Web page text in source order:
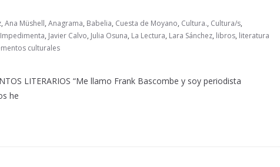
, Ana Müshell, Anagrama, Babelia, Cuesta de Moyano, Cultura., Cultura/s,
Impedimenta, Javier Calvo, Julia Osuna, La Lectura, Lara Sánchez, libros, literatura
culturales
LITERARIOS “Me llamo Frank Bascombe y soy periodista
he